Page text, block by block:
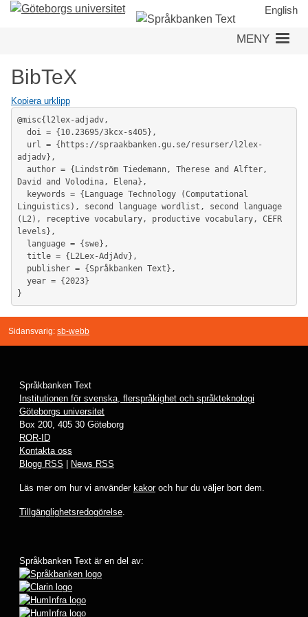
Hoppa
English
MENY
BibTeX
Kopiera urklipp
@misc{l2lex-adjadv,
adjadv},
David and Volodina, Elena},
Linguistics), second language wordlist, second language
(L2), receptive vocabulary, productive vocabulary, CEFR
levels},
}
Sidansvarig: sb-webb
Språkbanken Text
Institutionen för svenska, flerspråkighet och språkteknologi
Göteborgs universitet
Box 200, 405 30 Göteborg
ROR-ID
Kontakta oss
Blogg RSS
News RSS
Läs mer om hur vi använder kakoroch hur du väljer bort dem.
Tillgänglighetsredogörelse.
Språkbanken Text är en del av: